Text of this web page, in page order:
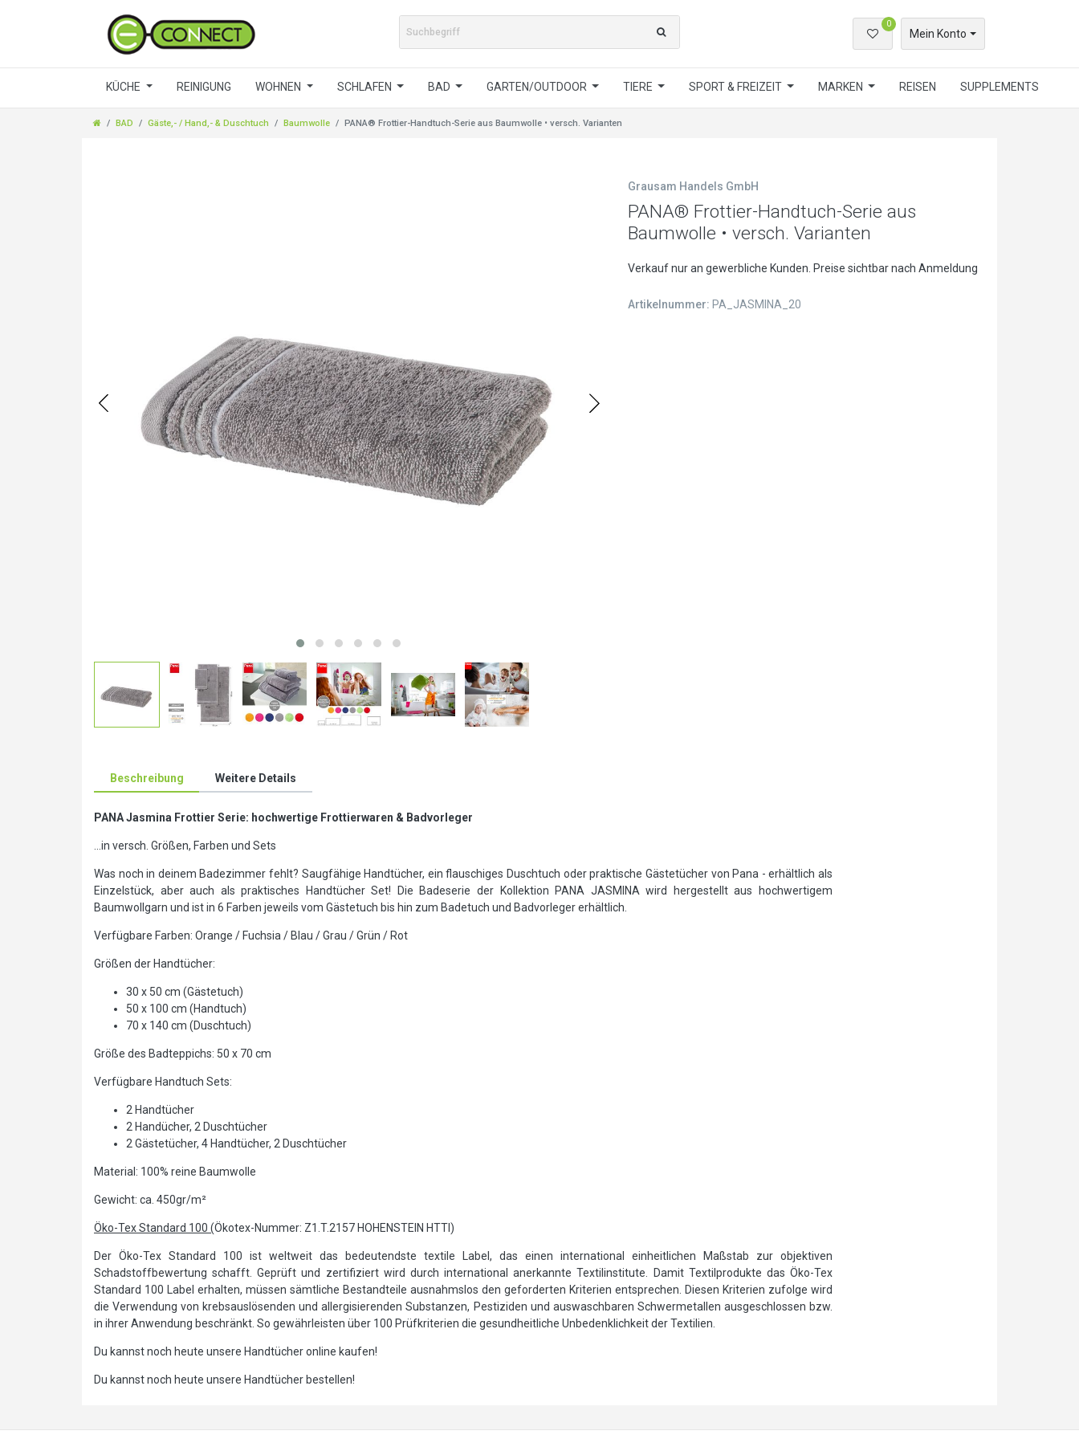
0
Mein Konto
KÜCHE REINIGUNG WOHNEN SCHLAFEN BAD GARTEN/OUTDOOR TIERE SPORT & FREIZEIT MARKEN REISEN SUPPLEMENTS
BAD Gäste,- / Hand,- & Duschtuch Baumwolle PANA® Frottier-Handtuch-Serie aus Baumwolle • versch. Varianten
Grausam Handels GmbH
PANA® Frottier-Handtuch-Serie aus
Baumwolle • versch. Varianten
Verkauf nur an gewerbliche Kunden. Preise sichtbar nach Anmeldung
Artikelnummer: PA_JASMINA_20
Beschreibung Weitere Details
PANA Jasmina Frottier Serie: hochwertige Frottierwaren & Badvorleger
...in versch. Größen, Farben und Sets
Was noch in deinem Badezimmer fehlt? Saugfähige Handtücher, ein flauschiges Duschtuch oder praktische Gästetücher von Pana - erhältlich als
Einzelstück, aber auch als praktisches Handtücher Set! Die Badeserie der Kollektion PANA JASMINA wird hergestellt aus hochwertigem
Baumwollgarn und ist in 6 Farben jeweils vom Gästetuch bis hin zum Badetuch und Badvorleger erhältlich.
Verfügbare Farben: Orange / Fuchsia / Blau / Grau / Grün / Rot
Größen der Handtücher:
30 x 50 cm (Gästetuch)
50 x 100 cm (Handtuch)
70 x 140 cm (Duschtuch)
Größe des Badteppichs: 50 x 70 cm
Verfügbare Handtuch Sets:
2 Handtücher
2 Handücher, 2 Duschtücher
2 Gästetücher, 4 Handtücher, 2 Duschtücher
Material: 100% reine Baumwolle
Gewicht: ca. 450gr/m²
Öko-Tex Standard 100 (Ökotex-Nummer: Z1.T.2157 HOHENSTEIN HTTI)
Der Öko-Tex Standard 100 ist weltweit das bedeutendste textile Label, das einen international einheitlichen Maßstab zur objektiven
Schadstoffbewertung schafft. Geprüft und zertifiziert wird durch international anerkannte Textilinstitute. Damit Textilprodukte das Öko-Tex
Standard 100 Label erhalten, müssen sämtliche Bestandteile ausnahmslos den geforderten Kriterien entsprechen. Diesen Kriterien zufolge wird
die Verwendung von krebsauslösenden und allergisierenden Substanzen, Pestiziden und auswaschbaren Schwermetallen ausgeschlossen bzw.
in ihrer Anwendung beschränkt. So gewährleisten über 100 Prüfkriterien die gesundheitliche Unbedenklichkeit der Textilien.
Du kannst noch heute unsere Handtücher online kaufen!
Du kannst noch heute unsere Handtücher bestellen!